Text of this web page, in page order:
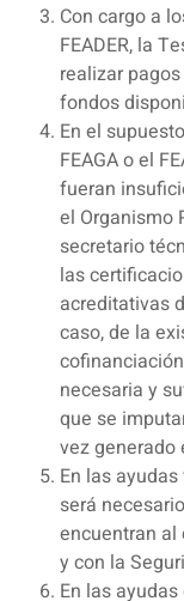
Con cargo a
FEADER, la
realizar
fondos
En el
FEAGA o el
fueran
el Organismo
secretario
las
acreditativas
caso, de la
necesaria y
que se
vez generado
En las
será
encuentran
y con la
En las